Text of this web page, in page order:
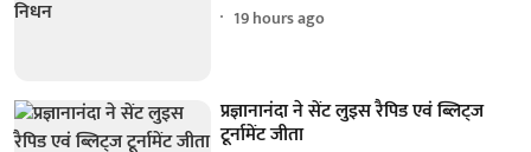
19 hours ago
प्रज्ञानानंदा ने सेंट लुइस रैपिड एवं ब्लिट्ज
टूर्नामेंट जीता